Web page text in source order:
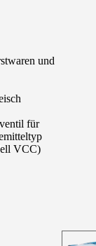
und
für
VCC)